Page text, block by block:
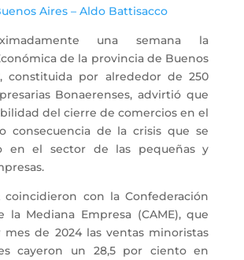
Aires – Aldo Battisacco
una semana la
de la provincia de Buenos
constituida por alrededor de 250
Bonaerenses, advirtió que
del cierre de comercios en el
consecuencia de la crisis que se
en el sector de las pequeñas y
coincidieron con la Confederación
la Mediana Empresa (CAME), que
de 2024 las ventas minoristas
cayeron un 28,5 por ciento en